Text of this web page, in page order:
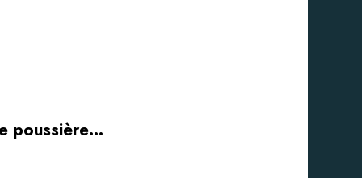
poussière…